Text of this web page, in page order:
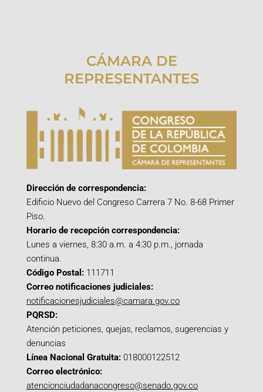
CÁMARA DE
REPRESENTANTES
Dirección de correspondencia:
Edificio Nuevo del Congreso Carrera 7 No. 8-68 Primer
Piso.
Horario de recepción correspondencia:
Lunes a viernes, 8:30 a.m. a 4:30 p.m., jornada
continua.
Código Postal: 111711
Correo notificaciones judiciales:
notificacionesjudiciales@camara.gov.co
PQRSD:
Atención peticiones, quejas, reclamos, sugerencias y
denuncias
Línea Nacional Gratuita: 018000122512
Correo electrónico:
atencionciudadanacongreso@senado.gov.co